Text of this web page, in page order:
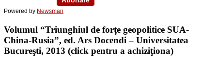
Powered by Newsman
Volumul “Triunghiul de forţe geopolitice SUA-
China-Rusia”, ed. Ars Docendi – Universitatea
Bucureşti, 2013 (click pentru a achiziţiona)